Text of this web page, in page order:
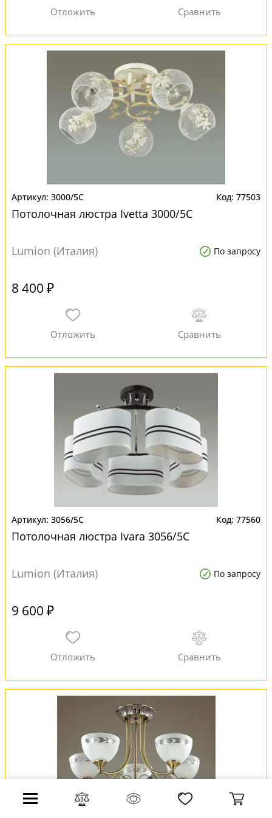
3000/5C 77503
Потолочная люстра Ivetta 3000/5C
Lumion (Италия) По запросу
8 400 ₽
3056/5C 77560
Потолочная люстра Ivara 3056/5C
Lumion (Италия) По запросу
9 600 ₽